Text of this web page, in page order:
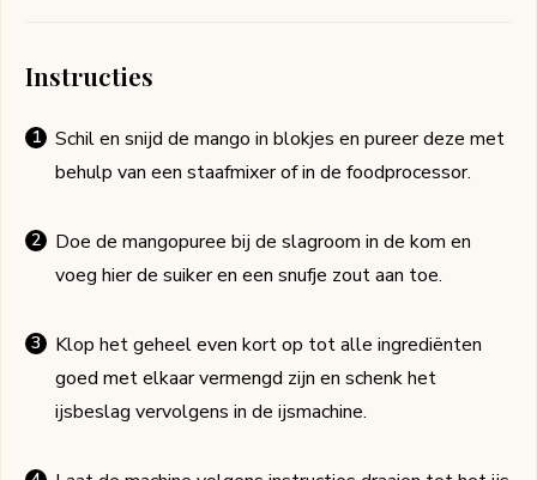
Instructies
Schil en snijd de mango in blokjes en pureer deze met
behulp van een staafmixer of in de foodprocessor.
Doe de mangopuree bij de slagroom in de kom en
voeg hier de suiker en een snufje zout aan toe.
Klop het geheel even kort op tot alle ingrediënten
goed met elkaar vermengd zijn en schenk het
ijsbeslag vervolgens in de ijsmachine.